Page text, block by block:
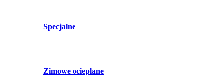
Specjalne
Zimowe ocieplane